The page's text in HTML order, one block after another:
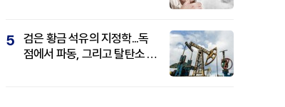
5
검은 황금 석유의 지정학...독
점에서 파동, 그리고 탈탄소 패